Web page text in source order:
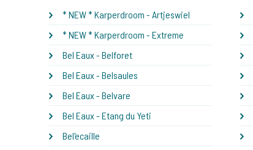
* NEW * Karperdroom - Artjeswiel
* NEW * Karperdroom - Extreme
Bel Eaux - Belforet
Bel Eaux - Belsaules
Bel Eaux - Belvare
Bel Eaux - Etang du Yeti
Bel'ecaille